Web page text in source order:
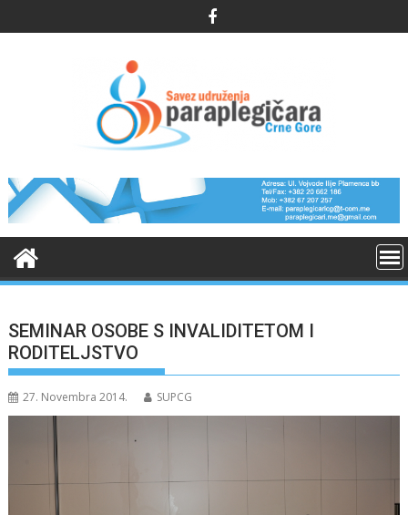
to
SEMINAR OSOBE S INVALIDITETOM I
RODITELJSTVO
27. Novembra 2014. SUPCG